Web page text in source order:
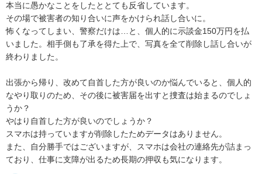
本当に愚かなことをしたととても反省しています。
その場で被害者の知り合いに声をかけられ話し合いに。
怖くなってしまい、警察だけは…と、個人的に示談金150万円を払
いました。相手側も了承を得た上で、写真を全て削除し話し合いが
終わりました。
出張から帰り、改めて自首した方が良いのか悩んでいると、個人的
なやり取りのため、その後に被害届を出すと捜査は始まるのでしょ
うか？
やはり自首した方が良いのでしょうか？
スマホは持っていますが削除したためデータはありません。
また、自分勝手ではございますが、スマホは会社の連絡先が詰まっ
ており、仕事に支障が出るため長期の押収も気になります。